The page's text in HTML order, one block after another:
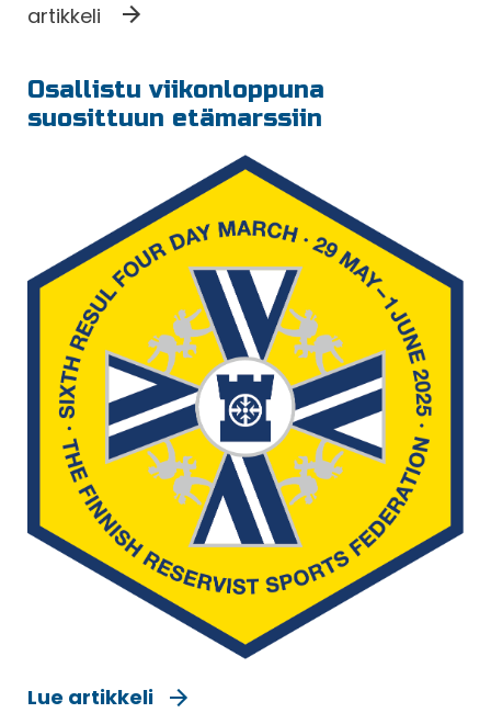
artikkeli
Osallistu viikonloppuna
suosittuun etämarssiin
Lue artikkeli